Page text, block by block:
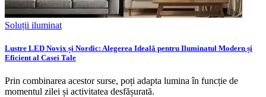
Soluții iluminat
Lustre LED Novix și Nordic: Alegerea Ideală pentru Iluminatul Modern și
Eficient al Casei Tale
Prin combinarea acestor surse, poți adapta lumina în funcție de
momentul zilei și activitatea desfășurată.